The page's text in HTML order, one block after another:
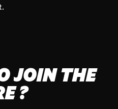
JOIN THE
?